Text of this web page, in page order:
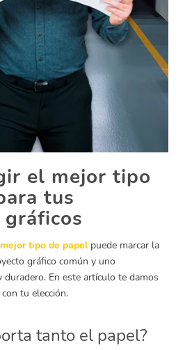
el mejor tipo
tus
tipo de papelpuede marcar la
gráfico común y uno
En este artículo te damos
tu elección.
tanto el papel?